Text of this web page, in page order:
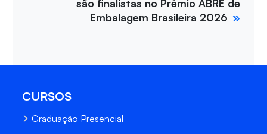
são finalistas no Prêmio ABRE de
Embalagem Brasileira 2026
CURSOS
Graduação Presencial